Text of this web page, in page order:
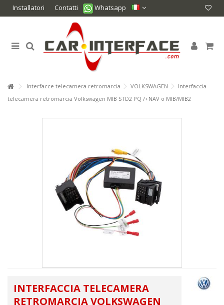
Installatori Contatti Whatsapp
Interfacce telecamera retromarcia VOLKSWAGEN
Interfaccia
telecamera retromarcia Volkswagen MIB STD2 PQ /+NAV o MIB/MIB2
INTERFACCIA TELECAMERA
RETROMARCIA VOLKSWAGEN